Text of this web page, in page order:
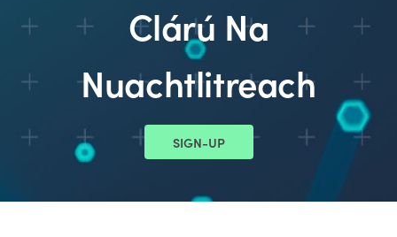
Clárú Na
Nuachtlitreach
SIGN-UP